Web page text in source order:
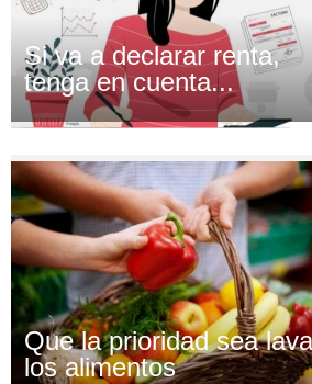
Si va a declarar renta,
tenga en cuenta...
Que la prioridad sea
los alimentos